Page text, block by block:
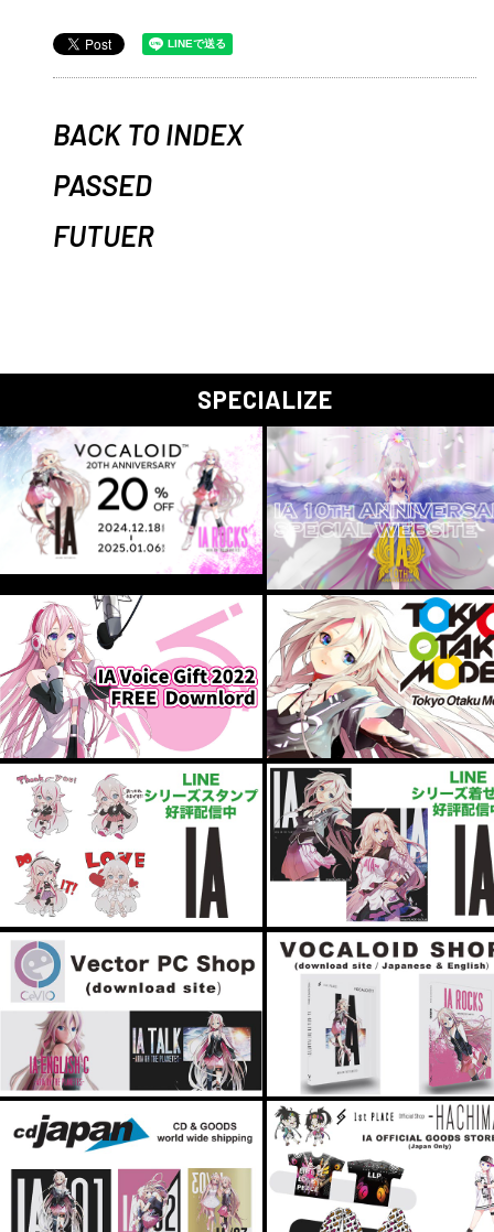
BACK TO INDEX
PASSED
FUTUER
SPECIALIZE